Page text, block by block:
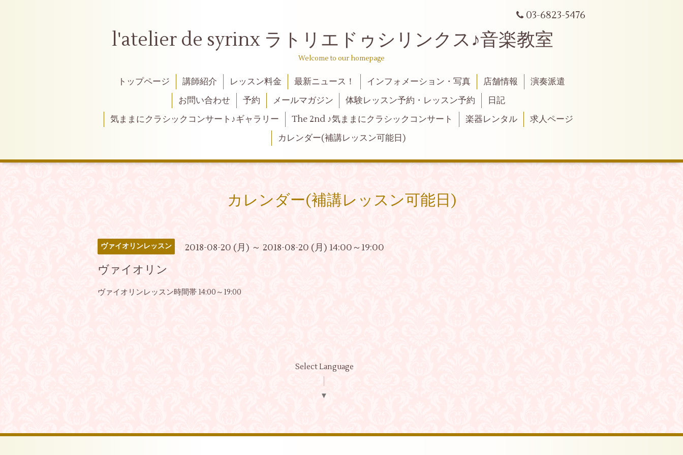
03-6823-5476
l'atelier de syrinx ラトリエドゥシリンクス♪音楽教室
Welcome to our homepage
トップページ 講師紹介 レッスン料金 最新ニュース！ インフォメーション・写真 店舗情報
演奏派遣
お問い合わせ
予約 メールマガジン 体験レッスン予約・レッスン予約
日記
気ままにクラシックコンサート♪ギャラリー
The 2nd ♪気ままにクラシックコンサート 楽器レンタル
求人ページ
カレンダー(補講レッスン可能日)
カレンダー(補講レッスン可能日)
ヴァイオリンレッスン 2018-08-20 (月) ～ 2018-08-20 (月) 14:00～19:00
ヴァイオリン
ヴァイオリンレッスン時間帯 14:00～19:00
Select Language
▼